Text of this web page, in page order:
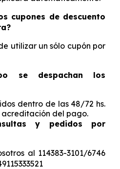
cupones de descuento
utilizar un sólo cupón por
se despachan los
dentro de las 48/72 hs.
acreditación del pago.
y pedidos por
al 114383-3101/6746